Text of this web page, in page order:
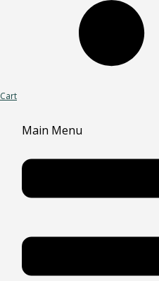
Cart
Main Menu